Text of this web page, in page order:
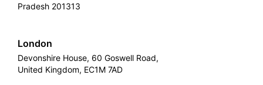
Pradesh 201313
London
Devonshire House, 60 Goswell Road,
United Kingdom, EC1M 7AD